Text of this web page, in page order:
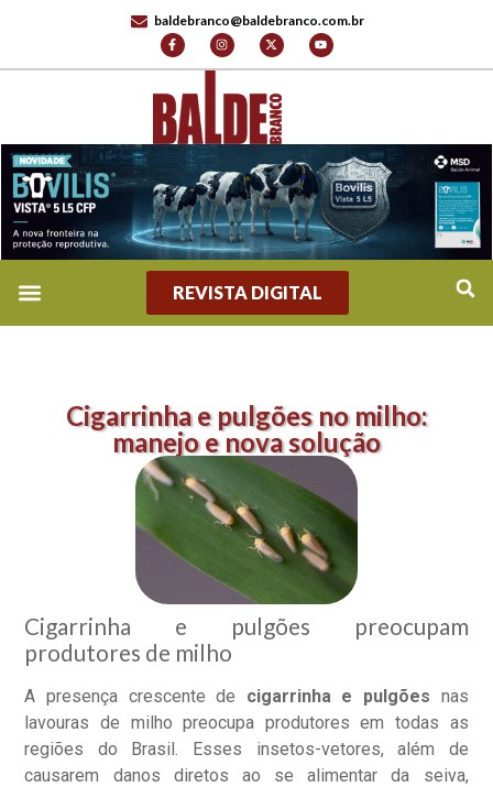
baldebranco@baldebranco.com.br
REVISTA DIGITAL
Cigarrinha e pulgões no milho:
manejo e nova solução
Cigarrinha e pulgões preocupam
produtores de milho
A presença crescente de cigarrinha e pulgões nas
lavouras de milho preocupa produtores em todas as
regiões do Brasil. Esses insetos-vetores, além de
causarem danos diretos ao se alimentar da seiva,